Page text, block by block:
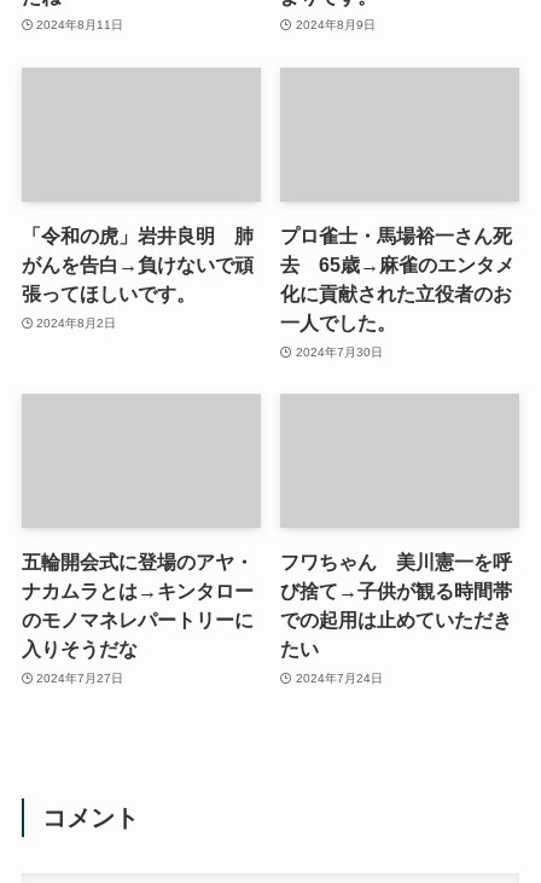
2024年8月11日 2024年8月9日
「令和の虎」岩井良明 肺
がんを告白→負けないで頑
張ってほしいです。
2024年8月2日
プロ雀士・馬場裕一さん死
去 65歳→麻雀のエンタメ
化に貢献された立役者のお
一人でした。
2024年7月30日
五輪開会式に登場のアヤ・
ナカムラとは→キンタロー
のモノマネレパートリーに
入りそうだな
2024年7月27日
フワちゃん 美川憲一を呼
び捨て→子供が観る時間帯
での起用は止めていただき
たい
2024年7月24日
コメント